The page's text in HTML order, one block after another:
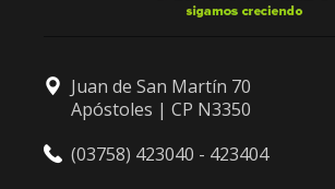
Juan de San Martín 70
Apóstoles | CP N3350
(03758) 423040 - 423404